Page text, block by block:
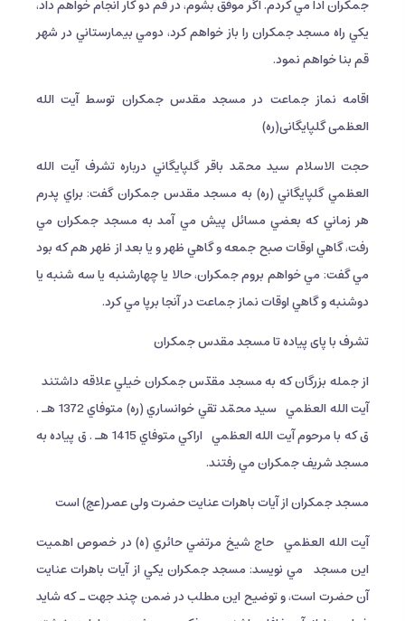
جمكران ادا مي كردم. اگر موفق بشوم، در قم دو كار انجام خواهم داد،
يكي راه مسجد جمكران را باز خواهم كرد، دومي بيمارستاني در شهر
قم بنا خواهم نمود.
اقامه نماز جماعت در مسجد مقدس جمکران توسط آیت الله
العظمی گلپایگانی(ره)
حجت الاسلام سيد محمّد باقر گلپايگاني درباره تشرف آيت الله
العظمي گلپايگاني (ره) به مسجد مقدس جمکران گفت: براي پدرم
هر زماني كه بعضي مسائل پيش مي آمد به مسجد جمكران مي
رفت، گاهي اوقات صبح جمعه و گاهي ظهر و يا بعد از ظهر هم كه بود
مي گفت: مي خواهم بروم جمكران، حالا يا چهارشنبه يا سه شنبه يا
دوشنبه و گاهي اوقات نماز جماعت در آنجا برپا مي كرد.
تشرف با پای پیاده تا مسجد مقدس جمکران
از جمله بزرگان كه به مسجد مقدّس جمكران خيلي علاقه داشتند
آيت الله العظمي
سيد محمّد تقي خوانساري (ره) متوفاي 1372 هـ .
ق كه با مرحوم آيت الله العظمي
اراكي متوفاي 1415 هـ . ق پياده به
مسجد شريف جمكران مي رفتند.
مسجد جمکران از آیات باهرات عنایت حضرت ولی عصر(عج) است
آيت الله العظمي حاج شيخ مرتضي حائري (ه) در خصوص اهمیت
این مسجد مي نويسد: مسجد جمكران يكي از آيات باهرات عنايت
آن حضرت است، و توضيح اين مطلب در ضمن چند جهت ـ كه شايد